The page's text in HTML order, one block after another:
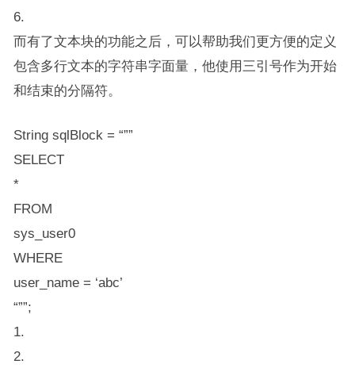
6.
而有了文本块的功能之后，可以帮助我们更方便的定义
包含多行文本的字符串字面量，他使用三引号作为开始
和结束的分隔符。
String sqlBlock = “””
SELECT
*
FROM
sys_user0
WHERE
user_name = ‘abc’
“””;
1.
2.